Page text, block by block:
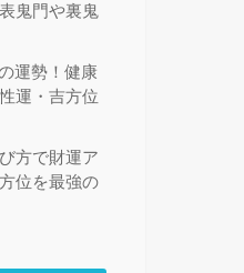
鬼門や裏鬼
運勢！健康
運・吉方位
方で財運ア
位を最強の